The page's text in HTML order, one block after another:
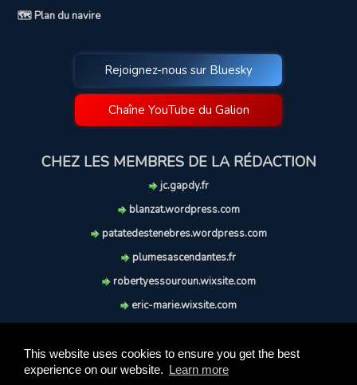
This website uses cookies to ensure you get the best
experience on our website. Learn more
🗺️ Plan du navire
Rejoignez-nous sur Bluesky
Chaîne YouTube du Galion
CHEZ LES MEMBRES DE LA RÉDACTION
jc.gapdy.fr
blanzat.wordpress.com
patatedestenebres.wordpress.com
plumesascendantes.fr
robertyessouroun.wixsite.com
eric-marie.wixsite.com
soufflereve.blogspot.com